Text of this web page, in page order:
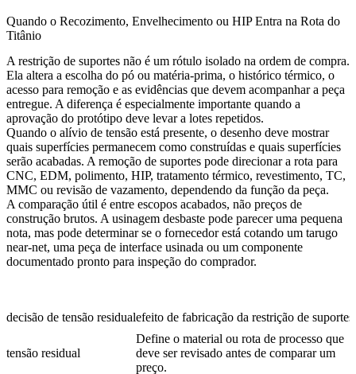
Quando o Recozimento, Envelhecimento ou HIP Entra na Rota do
Titânio
A restrição de suportes não é um rótulo isolado na ordem de compra.
Ela altera a escolha do pó ou matéria-prima, o histórico térmico, o
acesso para remoção e as evidências que devem acompanhar a peça
entregue. A diferença é especialmente importante quando a
aprovação do protótipo deve levar a lotes repetidos.
Quando o alívio de tensão está presente, o desenho deve mostrar
quais superfícies permanecem como construídas e quais superfícies
serão acabadas. A remoção de suportes pode direcionar a rota para
CNC, EDM, polimento, HIP, tratamento térmico, revestimento, TC,
MMC ou revisão de vazamento, dependendo da função da peça.
A comparação útil é entre escopos acabados, não preços de
construção brutos. A usinagem desbaste pode parecer uma pequena
nota, mas pode determinar se o fornecedor está cotando um tarugo
near-net, uma peça de interface usinada ou um componente
documentado pronto para inspeção do comprador.
decisão de tensão residualefeito de fabricação da restrição de suportes
tensão residual
Define o material ou rota de processo que
deve ser revisado antes de comparar um
preço.